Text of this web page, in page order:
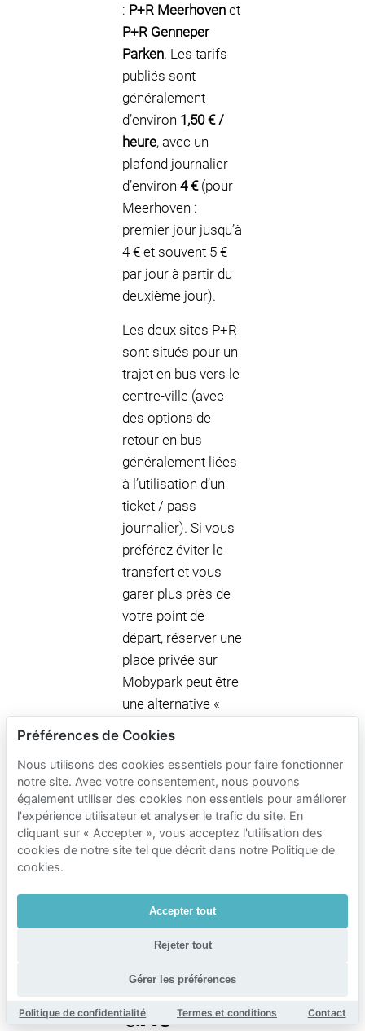
: P+R Meerhoven et
P+R Genneper
Parken. Les tarifs
publiés sont
généralement
d’environ 1,50 € /
heure, avec un
plafond journalier
d’environ 4 €(pour
Meerhoven :
premier jour jusqu’à
4 € et souvent 5 €
par jour à partir du
deuxième jour).
Les deux sites P+R
sont situés pour un
trajet en bus vers le
centre-ville (avec
des options de
retour en bus
généralement liées
à l’utilisation d’un
ticket / pass
journalier). Si vous
préférez éviter le
transfert et vous
garer plus près de
votre point de
départ, réserver une
place privée sur
Mobypark peut être
une alternative «
sans détour ».
Stationnement
de nuit
et long
séjour :
garages,
P+R, et
une
Préférences de Cookies
Nous utilisons des cookies essentiels pour faire fonctionner
notre site. Avec votre consentement, nous pouvons
également utiliser des cookies non essentiels pour améliorer
l'expérience utilisateur et analyser le trafic du site. En
cliquant sur « Accepter », vous acceptez l'utilisation des
cookies de notre site tel que décrit dans notre Politique de
cookies.
Accepter tout
Rejeter tout
Gérer les préférences
Politique de confidentialité Termes et conditions Contact